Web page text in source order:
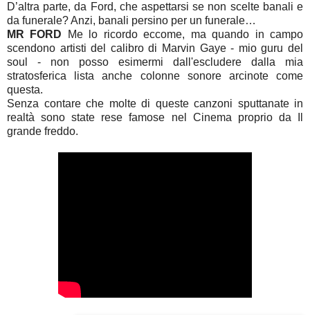
D’altra parte, da Ford, che aspettarsi se non scelte banali e
da funerale? Anzi, banali persino per un funerale…
MR FORD Me lo ricordo eccome, ma quando in campo
scendono artisti del calibro di Marvin Gaye - mio guru del
soul - non posso esimermi dall'escludere dalla mia
stratosferica lista anche colonne sonore arcinote come
questa.
Senza contare che molte di queste canzoni sputtanate in
realtà sono state rese famose nel Cinema proprio da Il
grande freddo.